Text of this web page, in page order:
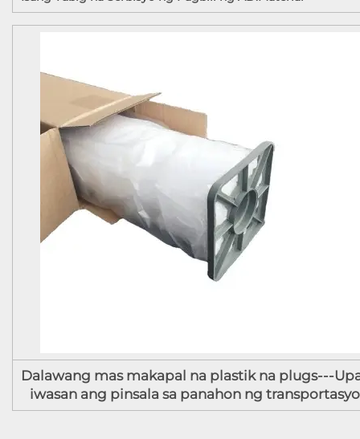
Dalawang mas makapal na plastik na plugs---
iwasan ang pinsala sa panahon ng